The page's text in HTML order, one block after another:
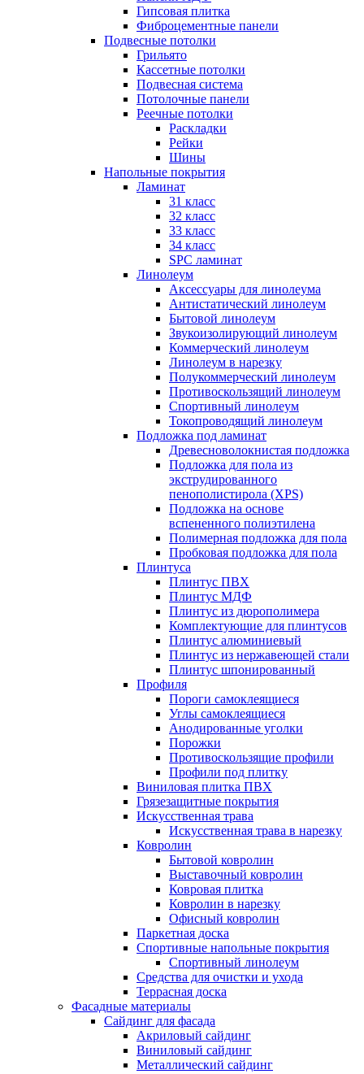
Гипсовая плитка
Фиброцементные панели
Подвесные потолки
Грильято
Кассетные потолки
Подвесная система
Потолочные панели
Реечные потолки
Раскладки
Рейки
Шины
Напольные покрытия
Ламинат
31 класс
32 класс
33 класс
34 класс
SPC ламинат
Линолеум
Аксессуары для линолеума
Антистатический линолеум
Бытовой линолеум
Звукоизолирующий линолеум
Коммерческий линолеум
Линолеум в нарезку
Полукоммерческий линолеум
Противоскользящий линолеум
Спортивный линолеум
Токопроводящий линолеум
Подложка под ламинат
Древесноволокнистая подложка
Подложка для пола из
экструдированного
пенополистирола (XPS)
Подложка на основе
вспененного полиэтилена
Полимерная подложка для пола
Пробковая подложка для пола
Плинтуса
Плинтус ПВХ
Плинтус МДФ
Плинтус из дюрополимера
Комплектующие для плинтусов
Плинтус алюминиевый
Плинтус из нержавеющей стали
Плинтус шпонированный
Профиля
Пороги самоклеящиеся
Углы самоклеящиеся
Анодированные уголки
Порожки
Противоскользящие профили
Профили под плитку
Виниловая плитка ПВХ
Грязезащитные покрытия
Искусственная трава
Искусственная трава в нарезку
Ковролин
Бытовой ковролин
Выставочный ковролин
Ковровая плитка
Ковролин в нарезку
Офисный ковролин
Паркетная доска
Спортивные напольные покрытия
Спортивный линолеум
Средства для очистки и ухода
Террасная доска
Фасадные материалы
Сайдинг для фасада
Акриловый сайдинг
Виниловый сайдинг
Металлический сайдинг